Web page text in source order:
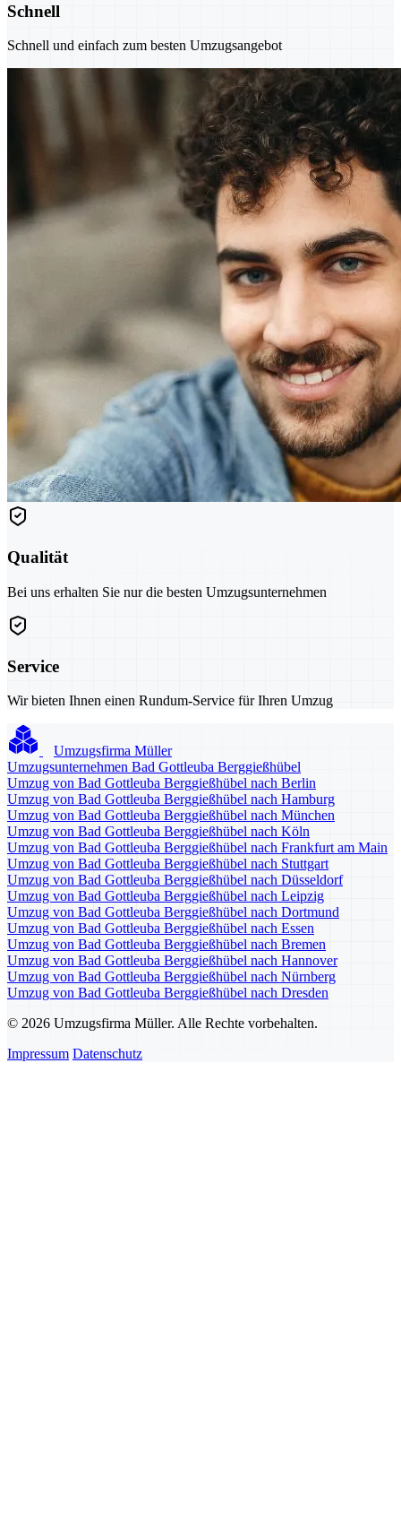
Schnell
Schnell und einfach zum besten Umzugsangebot
Qualität
Bei uns erhalten Sie nur die besten Umzugsunternehmen
Service
Wir bieten Ihnen einen Rundum-Service für Ihren Umzug
Umzugsfirma Müller
Umzugsunternehmen Bad Gottleuba Berggießhübel
Umzug von Bad Gottleuba Berggießhübel nach Berlin
Umzug von Bad Gottleuba Berggießhübel nach Hamburg
Umzug von Bad Gottleuba Berggießhübel nach München
Umzug von Bad Gottleuba Berggießhübel nach Köln
Umzug von Bad Gottleuba Berggießhübel nach Frankfurt am Main
Umzug von Bad Gottleuba Berggießhübel nach Stuttgart
Umzug von Bad Gottleuba Berggießhübel nach Düsseldorf
Umzug von Bad Gottleuba Berggießhübel nach Leipzig
Umzug von Bad Gottleuba Berggießhübel nach Dortmund
Umzug von Bad Gottleuba Berggießhübel nach Essen
Umzug von Bad Gottleuba Berggießhübel nach Bremen
Umzug von Bad Gottleuba Berggießhübel nach Hannover
Umzug von Bad Gottleuba Berggießhübel nach Nürnberg
Umzug von Bad Gottleuba Berggießhübel nach Dresden
© 2026 Umzugsfirma Müller. Alle Rechte vorbehalten.
Impressum Datenschutz